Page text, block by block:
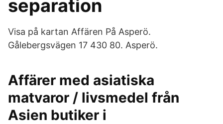
separation
Visa på kartan Affären På Asperö.
Gålebergsvägen 17 430 80. Asperö.
Affärer med asiatiska
matvaror / livsmedel från
Asien butiker i